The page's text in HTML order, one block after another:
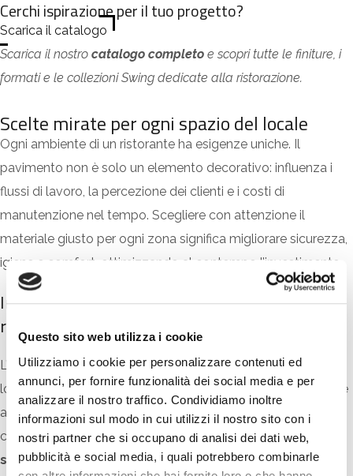
Questo sito web utilizza i cookie
Utilizziamo i cookie per personalizzare contenuti ed
annunci, per fornire funzionalità dei social media e per
analizzare il nostro traffico. Condividiamo inoltre
informazioni sul modo in cui utilizzi il nostro sito con i
nostri partner che si occupano di analisi dei dati web,
pubblicità e social media, i quali potrebbero combinarle
Cerchi ispirazione per il tuo progetto?
Scarica il catalogo
Scarica il nostro catalogo completo e scopri tutte le finiture, i
formati e le collezioni Swing dedicate alla ristorazione.
Scelte mirate per ogni spazio del locale
Ogni ambiente di un ristorante ha esigenze uniche. Il
pavimento non è solo un elemento decorativo: influenza i
flussi di lavoro, la percezione dei clienti e i costi di
manutenzione nel tempo. Scegliere con attenzione il
materiale giusto per ogni zona significa migliorare sicurezza,
igiene e comfort, ottimizzando al contempo l’investimento.
Ingresso e aree di attesa: impatto estetico e
resistenza
L’ingresso è la prima impressione che i clienti hanno del
locale: deve trasmettere ordine, professionalità e attenzione
ai dettagli. Questa zona è anche una delle più sollecitate,
contraffico elevato, sporco portato dall’esterno e
spostamenti continui.